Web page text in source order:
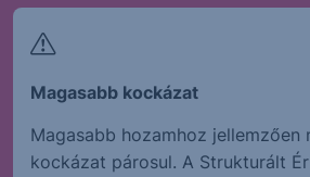
Magasabb kockázat
Magasabb hozamhoz jellemzően
kockázat párosul. A Strukturált